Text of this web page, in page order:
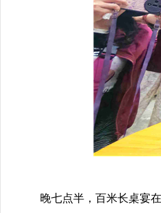
晚七点半，百米长桌宴在